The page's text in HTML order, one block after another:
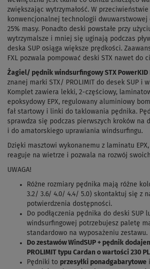
zwiększając wytrzymałość. W przeciwieństwie
konwencjonalnej technologii dwuwarstwowej
25% masy. Ponadto deski powstałe przy
wytrzymalsze i mniej się uginają podczas
deska SUP osiąga większe prędkości.
FXL pozwala pompować deski STX nawet do
Żagiel/ pędnik windsurfingowy STX PowerKID
znanej marki STX/ PROLIMIT do desek SUP i
Komplet zawiera lekki, 2-częściowy,
epoksydowy EPX, regulowany aluminiowy
fał startowy i linki do taklowania pędnika.
sprawdza się podczas pierwszych kroków na
i do amatorskiego uprawiania windsurfingu.
Dzięki masztowi wykonanemu z laminatu
reaguje na wietrze i pozwala na rozwój
UWAGA!
Różne rozmiary pędnika mają różne
3.2/ 3.6/ 4.0/ 4.4/ 5.0) skontaktuj się z
potwierdzenia dostępności.
Do podłączenia pędnika do deski SUP
windsurfingowej potrzebujesz paletę
standardowo na wyposażeniu zestawu.
Do zestawów WindSUP + pędnik
PROLIMIT typu Cardan o wartości 230
Pędniki to przesyłki ponadgabarytowe